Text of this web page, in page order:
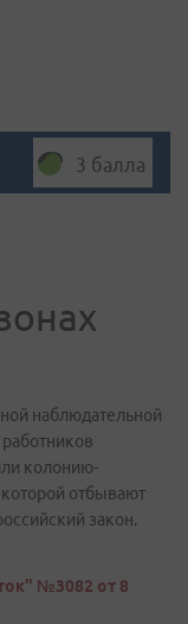
3 балла
наблюдательной
колонию-
отбывают
закон.
№3082 от 8